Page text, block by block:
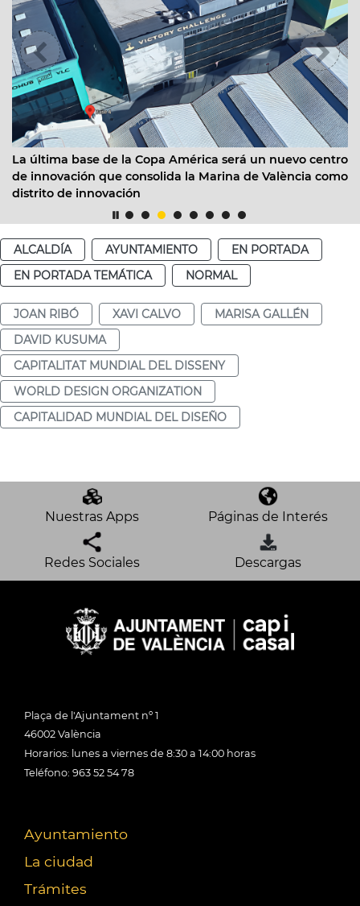
La última base de la Copa América será un nuevo centro
de innovación que consolida la Marina de València como
distrito de innovación
ALCALDÍA AYUNTAMIENTO
EN PORTADA
EN PORTADA TEMÁTICA
NORMAL
JOAN RIBÓ XAVI CALVO
MARISA GALLÉN
DAVID KUSUMA
CAPITALITAT MUNDIAL DEL DISSENY
WORLD DESIGN ORGANIZATION
CAPITALIDAD MUNDIAL DEL DISEÑO
Nuestras Apps Páginas de Interés
Redes Sociales Descargas
Plaça de l'Ajuntament nº 1
46002 València
Horarios: lunes a viernes de 8:30 a 14:00 horas
Teléfono: 963 52 54 78
Ayuntamiento
La ciudad
Trámites